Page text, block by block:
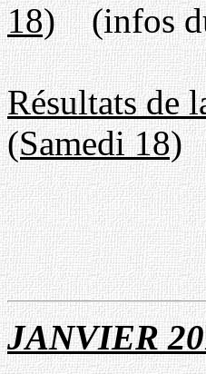
18)
(infos
Résultats de
(Samedi 18)
JANVIER20